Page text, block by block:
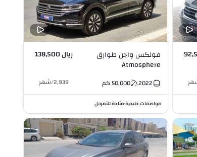
فولكس واجن طوارق
Atmosphere
ريال 138,500
2022
50,000كم 2,939
/شهر
مواصفات خليجية•متاحة للتمويل